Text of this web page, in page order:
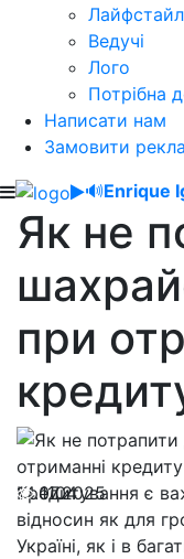
Лайфстайл
Ведучі
Лого
Потрібна
Написати нам
Замовити
🔊Enrique
Як не
при
14.07.2025
1104
Кредитування є
відносин як для
Україні, як і в